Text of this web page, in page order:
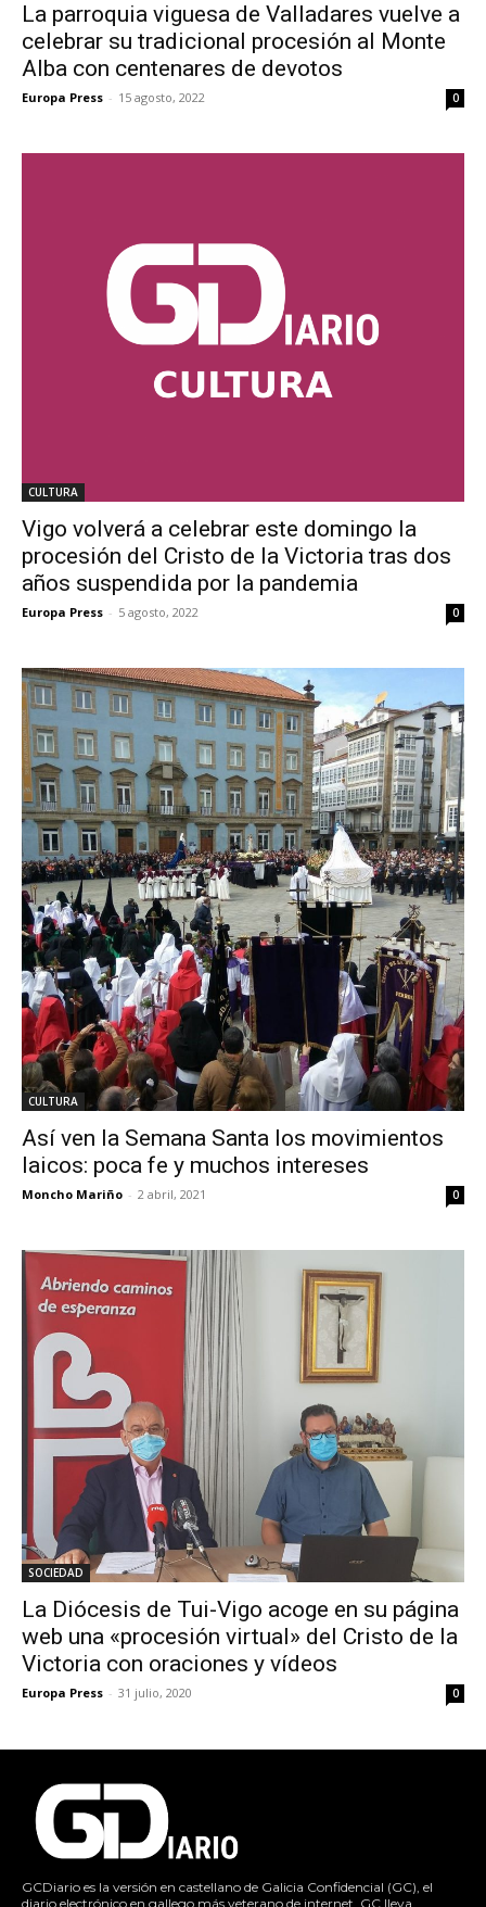
La parroquia viguesa de Valladares vuelve a
celebrar su tradicional procesión al Monte
Alba con centenares de devotos
Europa Press - 15 agosto, 2022 0
CULTURA
Vigo volverá a celebrar este domingo la
procesión del Cristo de la Victoria tras dos
años suspendida por la pandemia
Europa Press - 5 agosto, 2022 0
CULTURA
Así ven la Semana Santa los movimientos
laicos: poca fe y muchos intereses
Moncho Mariño - 2 abril, 2021 0
SOCIEDAD
La Diócesis de Tui-Vigo acoge en su página
web una «procesión virtual» del Cristo de la
Victoria con oraciones y vídeos
Europa Press - 31 julio, 2020 0
GCDiario es la versión en castellano de Galicia Confidencial (GC), el
diario electrónico en gallego más veterano de internet. GC lleva